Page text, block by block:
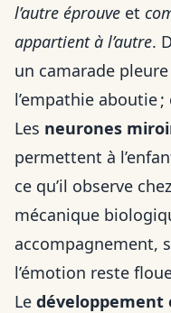
l’autre éprouve et
appartient à l’autre.
un camarade
l’empathie aboutie
Les neurones
permettent à
ce qu’il observe
mécanique
accompagnement,
l’émotion reste
Le développement